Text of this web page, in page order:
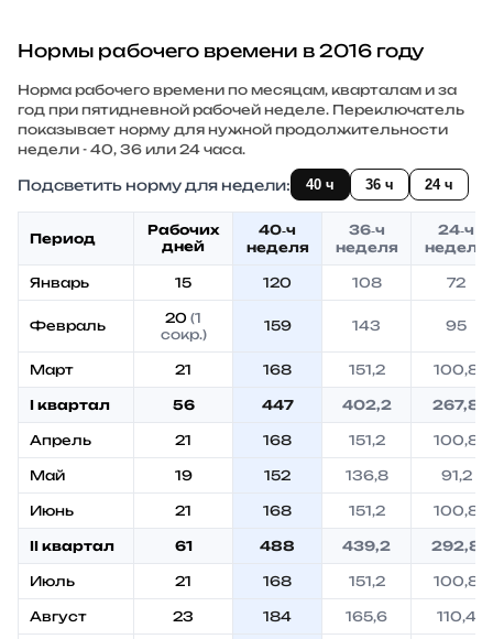
Нормы рабочего времени в 2016 году
Норма рабочего времени по месяцам, кварталам и за
год при пятидневной рабочей неделе. Переключатель
показывает норму для нужной продолжительности
недели - 40, 36 или 24 часа.
Подсветить норму для недели: 40 ч 36 ч 24 ч
Период
Рабочих
дней
40‑ч
неделя
36‑ч
неделя
24‑ч
неделя
Январь 15 120 108 72
Февраль 20 (1
сокр.)
159 143 95
Март 21 168 151,2 100,8
I квартал 56 447 402,2 267,8
Апрель 21 168 151,2 100,8
Май 19 152 136,8 91,2
Июнь 21 168 151,2 100,8
II квартал 61 488 439,2 292,8
Июль 21 168 151,2 100,8
Август 23 184 165,6 110,4